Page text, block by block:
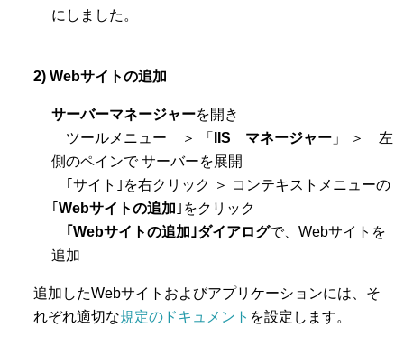
にしました。
2) Webサイトの追加
サーバーマネージャーを開き
ツールメニュー ＞ 「
IIS マネージャー 」 ＞ 左
側のペインで サーバーを展開
｢サイト｣を右クリック ＞ コンテキストメニューの
｢Webサイトの追加 ｣をクリック
｢Webサイトの追加｣ダイアログで、Webサイトを
追加
追加したWebサイトおよびアプリケーションには、そ
れぞれ適切な規定のドキュメント を設定します。